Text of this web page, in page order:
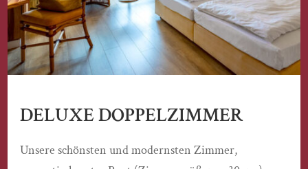
DELUXE DOPPELZIMMER
Unsere schönsten und modernsten Zimmer,